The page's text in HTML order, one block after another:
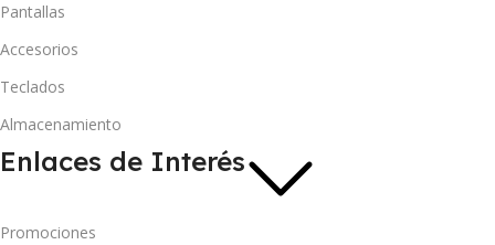
Pantallas
Accesorios
Teclados
Almacenamiento
Enlaces de Interés
Promociones